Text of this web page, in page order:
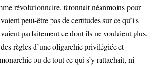
révolutionnaire, tâtonnait néanmoins pour
peut-être pas de certitudes sur ce qu’ils
parfaitement ce dont ils ne voulaient plus.
règles d’une oligarchie privilégiée et
ou de tout ce qui s’y rattachait, ni